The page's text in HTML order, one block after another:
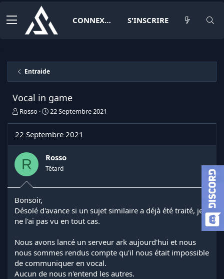
CONNEXION S'INSCRIRE
Entraide
Vocal in game
I
t
a
e
u
d
e
l
i
s
c
u
Rosso
D
e
e
d
é
22 Septembre 2021
22 Septembre 2021
R Rosso
Têtard
Bonsoir,
Désolé d'avance si un sujet similaire a déjà été traité, je
ne l'ai pas vu en tout cas.
Nous avons lancé un serveur ark aujourd'hui et nous
nous sommes rendus compte qu'il nous était impossible
de communiquer en vocal.
Aucun de nous n'entend les autres.